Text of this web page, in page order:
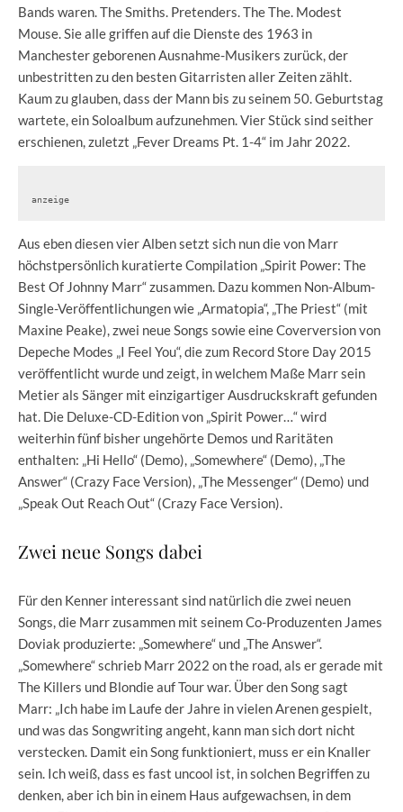
Bands waren. The Smiths. Pretenders. The The. Modest
Mouse. Sie alle griffen auf die Dienste des 1963 in
Manchester geborenen Ausnahme-Musikers zurück, der
unbestritten zu den besten Gitarristen aller Zeiten zählt.
Kaum zu glauben, dass der Mann bis zu seinem 50. Geburtstag
wartete, ein Soloalbum aufzunehmen. Vier Stück sind seither
erschienen, zuletzt „Fever Dreams Pt. 1-4“ im Jahr 2022.
anzeige
Aus eben diesen vier Alben setzt sich nun die von Marr
höchstpersönlich kuratierte Compilation „Spirit Power: The
Best Of Johnny Marr“ zusammen. Dazu kommen Non-Album-
Single-Veröffentlichungen wie „Armatopia“, „The Priest“ (mit
Maxine Peake), zwei neue Songs sowie eine Coverversion von
Depeche Modes „I Feel You“, die zum Record Store Day 2015
veröffentlicht wurde und zeigt, in welchem Maße Marr sein
Metier als Sänger mit einzigartiger Ausdruckskraft gefunden
hat. Die Deluxe-CD-Edition von „Spirit Power…“ wird
weiterhin fünf bisher ungehörte Demos und Raritäten
enthalten: „Hi Hello“ (Demo), „Somewhere“ (Demo), „The
Answer“ (Crazy Face Version), „The Messenger“ (Demo) und
„Speak Out Reach Out“ (Crazy Face Version).
Zwei neue Songs dabei
Für den Kenner interessant sind natürlich die zwei neuen
Songs, die Marr zusammen mit seinem Co-Produzenten James
Doviak produzierte: „Somewhere“ und „The Answer“.
„Somewhere“ schrieb Marr 2022 on the road, als er gerade mit
The Killers und Blondie auf Tour war. Über den Song sagt
Marr: „Ich habe im Laufe der Jahre in vielen Arenen gespielt,
und was das Songwriting angeht, kann man sich dort nicht
verstecken. Damit ein Song funktioniert, muss er ein Knaller
sein. Ich weiß, dass es fast uncool ist, in solchen Begriffen zu
denken, aber ich bin in einem Haus aufgewachsen, in dem